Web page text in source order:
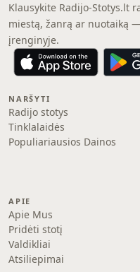
Klausykite Radijo-Stotys.lt
miestą, žanrą ar nuotaiką
įrenginyje.
NARŠYTI
Radijo stotys
Tinklalaidės
Populiariausios Dainos
APIE
Apie Mus
Pridėti stotį
Valdikliai
Atsiliepimai